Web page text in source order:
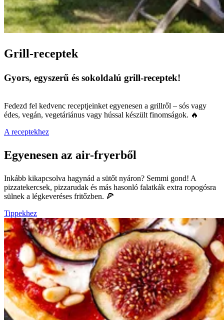
Grill-receptek
Gyors, egyszerű és sokoldalú grill-receptek!
Fedezd fel kedvenc receptjeinket egyenesen a grillről – sós vagy
édes, vegán, vegetáriánus vagy hússal készült finomságok. 🔥
A receptekhez
Egyenesen az air-fryerből
Inkább kikapcsolva hagynád a sütőt nyáron? Semmi gond! A
pizzatekercsek, pizzarudak és más hasonló falatkák extra ropogósra
sülnek a légkeveréses fritőzben. 🍕
Tippekhez